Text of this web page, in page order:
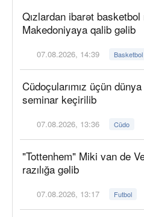
Qızlardan ibarət
Makedoniyaya qalib gəlib
07.08.2026, 14:39 Basketbol
Cüdoçularımız üçün
seminar keçirilib
07.08.2026, 13:36 Cüdo
"Tottenhem" Miki van de
razılığa gəlib
07.08.2026, 13:17 Futbol